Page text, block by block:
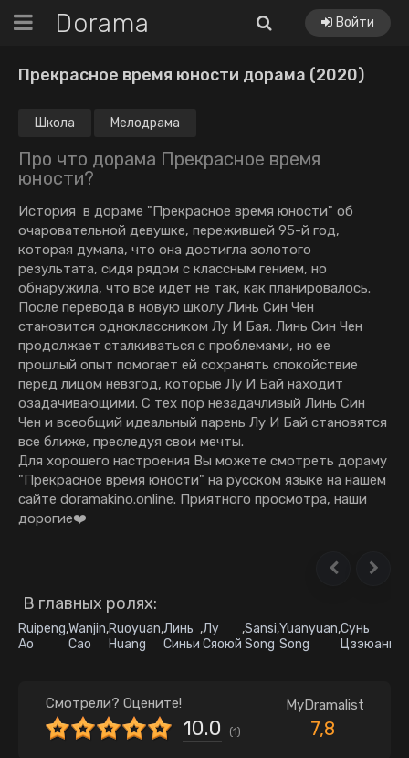
Dorama Войти
Прекрасное время юности дорама (2020)
Школа Мелодрама
Про что дорама Прекрасное время
юности?
История в дораме "Прекрасное время юности" об
очаровательной девушке, пережившей 95-й год,
которая думала, что она достигла золотого
результата, сидя рядом с классным гением, но
обнаружила, что все идет не так, как планировалось.
После перевода в новую школу Линь Син Чен
становится одноклассником Лу И Бая. Линь Син Чен
продолжает сталкиваться с проблемами, но ее
прошлый опыт помогает ей сохранять спокойствие
перед лицом невзгод, которые Лу И Бай находит
озадачивающими. С тех пор незадачливый Линь Син
Чен и всеобщий идеальный парень Лу И Бай становятся
все ближе, преследуя свои мечты.
Для хорошего настроения Вы можете смотреть дораму
"Прекрасное время юности" на русском языке на нашем
сайте doramakino.online. Приятного просмотра, наши
дорогие❤️
В главных ролях:
Ruipeng
Ao
,Wanjin
Cao
,Ruoyuan
Huang
,Линь
Синьи
,Лу
Сяоюй
,Sansi
Song
,Yuanyuan
Song
,Сунь
Цзэюань
Смотрели? Оцените!
10.0 (1)
MyDramalist
7,8